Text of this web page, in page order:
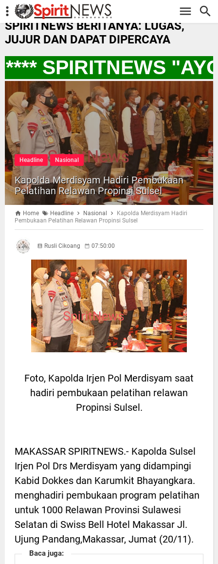
-->
SPIRITNEWS BERITANYA: LUGAS,
JUJUR DAN DAPAT DIPERCAYA
SPIRITNEWS "AYO
Headline Nasional
Kapolda Merdisyam Hadiri Pembukaan
Pelatihan Relawan Propinsi Sulsel
Home Headline Nasional
Kapolda Merdisyam Hadiri
Pembukaan Pelatihan Relawan Propinsi Sulsel
Rusli Cikoang 07:50:00
Foto, Kapolda Irjen Pol Merdisyam saat
hadiri pembukaan pelatihan relawan
Propinsi Sulsel.
MAKASSAR SPIRITNEWS.- Kapolda Sulsel
Irjen Pol Drs Merdisyam yang didampingi
Kabid Dokkes dan Karumkit Bhayangkara.
menghadiri pembukaan program pelatihan
untuk 1000 Relawan Provinsi Sulawesi
Selatan di Swiss Bell Hotel Makassar Jl.
Ujung Pandang,Makassar, Jumat (20/11).
Baca juga: